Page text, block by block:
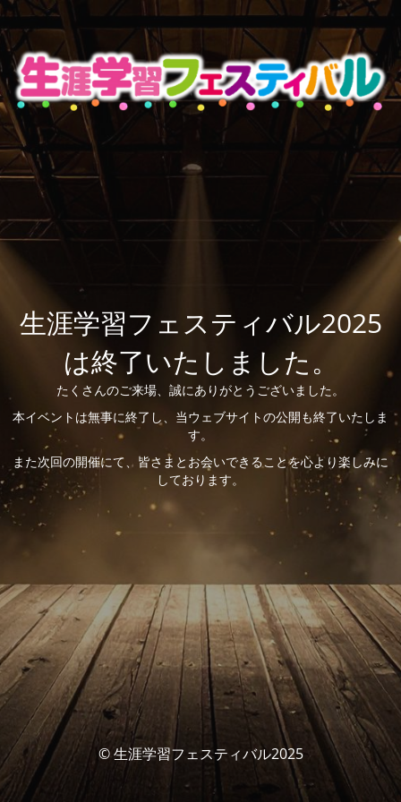
生涯学習フェスティバル2025
は終了いたしました。
たくさんのご来場、誠にありがとうございました。
本イベントは無事に終了し、当ウェブサイトの公開も終了いたしま
す。
また次回の開催にて、皆さまとお会いできることを心より楽しみに
しております。
© 生涯学習フェスティバル2025